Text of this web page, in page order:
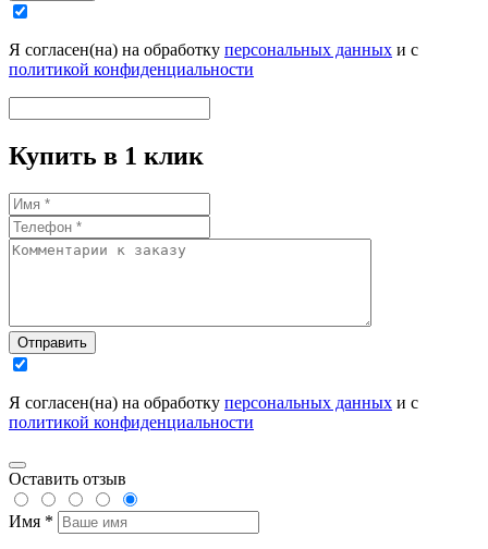
Я согласен(на) на обработку персональных данных и с
политикой конфиденциальности
Купить в 1 клик
Отправить
Я согласен(на) на обработку персональных данных и с
политикой конфиденциальности
Оставить отзыв
Имя *